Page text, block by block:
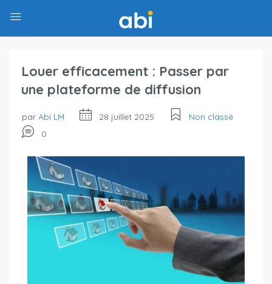
Louer efficacement : Passer par
une plateforme de diffusion
par Abi LM 28 juillet 2025
Non classé
0